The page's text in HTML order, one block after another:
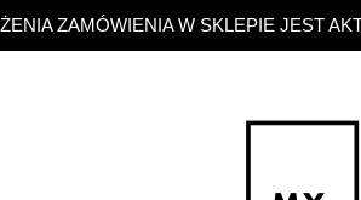
ZAMÓWIENIA W SKLEPIE JEST